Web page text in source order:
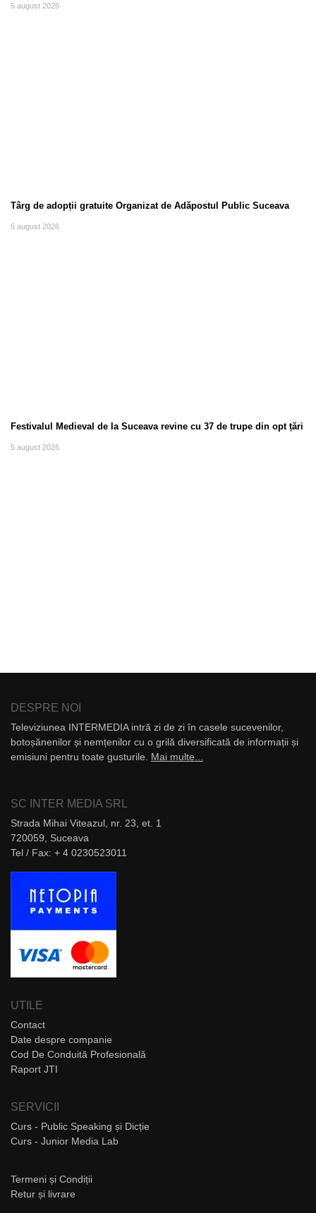
5 august 2026
Târg de adopții gratuite Organizat de Adăpostul Public Suceava
5 august 2026
Festivalul Medieval de la Suceava revine cu 37 de trupe din opt țări
5 august 2026
DESPRE NOI
Televiziunea INTERMEDIA intră zi de zi în casele sucevenilor,
botoșănenilor și nemțenilor cu o grilă diversificată de informații și
emisiuni pentru toate gusturile. Mai multe...
SC INTER MEDIA SRL
Strada Mihai Viteazul, nr. 23, et. 1
720059, Suceava
Tel / Fax: + 4 0230523011
UTILE
Contact
Date despre companie
Cod De Conduită Profesională
Raport JTI
SERVICII
Curs - Public Speaking și Dicție
Curs - Junior Media Lab
Termeni și Condiții
Retur și livrare